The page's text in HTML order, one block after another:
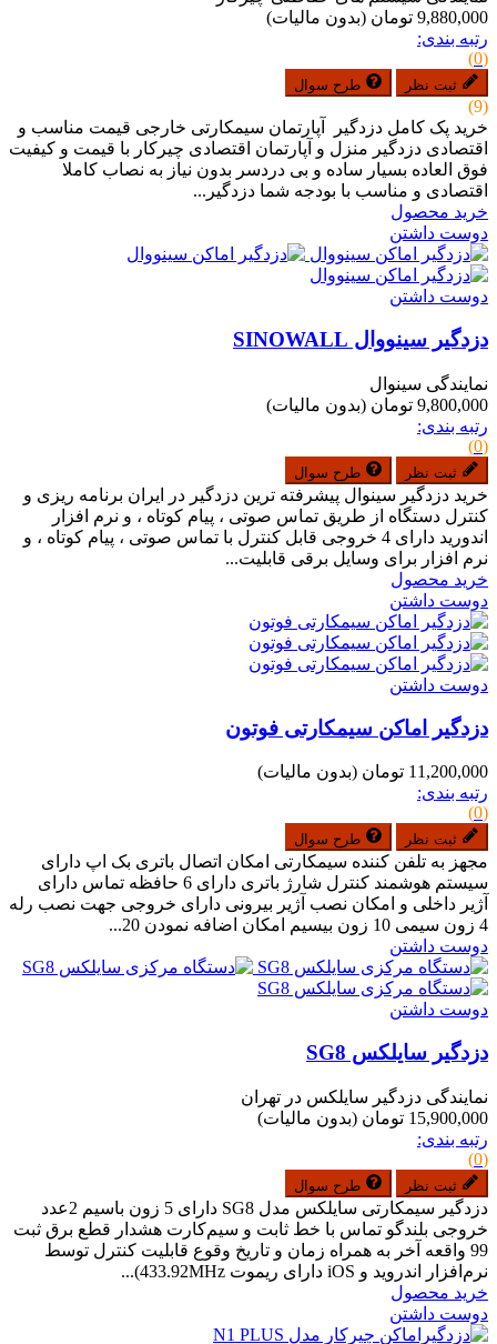
9,880,000 تومان
(بدون مالیات)
رتبه بندی:
(0)
ثبت نظر طرح سوال
(9)
خرید پک کامل دزدگیر آپارتمان سیمکارتی خارجی قیمت مناسب و
اقتصادی دزدگیر منزل و آپارتمان اقتصادی چیرکار با قیمت و کیفیت
فوق العاده بسیار ساده و بی دردسر بدون نیاز به نصاب کاملا
اقتصادی و مناسب با بودجه شما دزدگیر...
خرید محصول
دوست داشتن
دوست داشتن
دزدگیر سینووال SINOWALL
نمایندگی سینوال
9,800,000 تومان
(بدون مالیات)
رتبه بندی:
(0)
ثبت نظر طرح سوال
خرید دزدگیر سینوال پیشرفته ترین دزدگیر در ایران برنامه ریزی و
کنترل دستگاه از طریق تماس صوتی ، پیام کوتاه ، و نرم افزار
اندورید دارای 4 خروجی قابل کنترل با تماس صوتی ، پیام کوتاه ، و
نرم افزار برای وسایل برقی قابلیت...
خرید محصول
دوست داشتن
دوست داشتن
دزدگیر اماکن سیمکارتی فوتون
11,200,000 تومان
(بدون مالیات)
رتبه بندی:
(0)
ثبت نظر طرح سوال
مجهز به تلفن کننده سیمکارتی امکان اتصال باتری بک اپ دارای
سیستم هوشمند کنترل شارژ باتری دارای 6 حافظه تماس دارای
آژیر داخلی و امکان نصب آژیر بیرونی دارای خروجی جهت نصب رله
4 زون سیمی 10 زون بیسیم امکان اضافه نمودن 20...
دوست داشتن
دوست داشتن
دزدگیر سایلکس SG8
نمایندگی دزدگیر سایلکس در تهران
15,900,000 تومان
(بدون مالیات)
رتبه بندی:
(0)
ثبت نظر طرح سوال
دزدگیر سیمکارتی سایلکس مدل SG8 دارای 5 زون باسیم 2عدد
خروجی بلندگو تماس با خط ثابت و سیم‌کارت هشدار قطع برق ثبت
99 واقعه آخر به همراه زمان و تاریخ وقوع قابلیت کنترل توسط
نرم‌افزار اندروید و iOS دارای ریموت 433.92MHz)...
خرید محصول
دوست داشتن